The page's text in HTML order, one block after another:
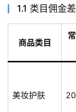
1.1 类目佣金
商品类目
美妆护肤